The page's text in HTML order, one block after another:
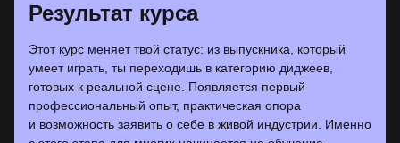
Результат курса
Этот курс меняет твой статус: из выпускника, который
умеет играть, ты переходишь в категорию диджеев,
готовых к реальной сцене. Появляется первый
профессиональный опыт, практическая опора
и возможность заявить о себе в живой индустрии. Именно